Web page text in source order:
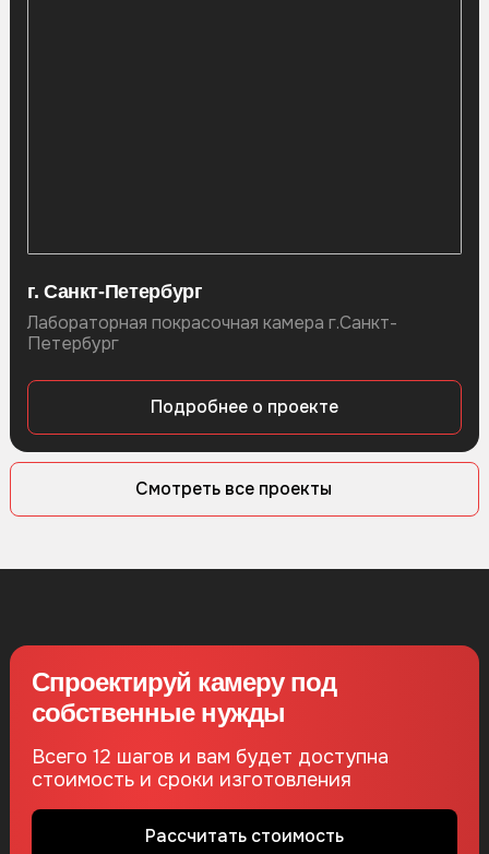
Смотреть все проекты
г. Санкт-Петербург
Лабораторная покрасочная камера г.Санкт-
Петербург
Подробнее о проекте
Спроектируй камеру под
собственные нужды
Всего 12 шагов и вам будет доступна
стоимость и сроки изготовления
Рассчитать стоимость